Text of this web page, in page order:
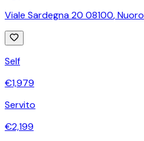
Viale Sardegna 20 08100,Nuoro
Self
€1,979
Servito
€2,199